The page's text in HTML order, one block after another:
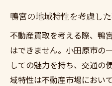
鴨宮の地域特性を考慮し
不動産買取を考える際、鴨
はできません。小田原市の
しての魅力を持ち、交通の
域特性は不動産市場におい